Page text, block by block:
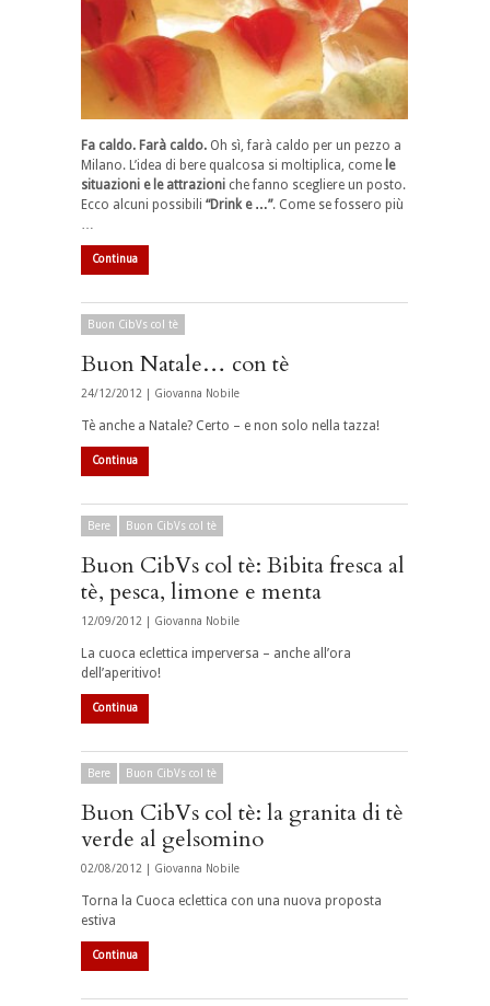
Fa caldo. Farà caldo. Oh sì, farà caldo per un pezzo a
Milano. L’idea di bere qualcosa si moltiplica, come le
situazioni e le attrazioni che fanno scegliere un posto.
Ecco alcuni possibili “Drink e …”. Come se fossero più
…
Continua
Buon CibVs col tè
Buon Natale… con tè
24/12/2012 | Giovanna Nobile
Tè anche a Natale? Certo – e non solo nella tazza!
Continua
Bere Buon CibVs col tè
Buon CibVs col tè: Bibita fresca al
tè, pesca, limone e menta
12/09/2012 | Giovanna Nobile
La cuoca eclettica imperversa – anche all’ora
dell’aperitivo!
Continua
Bere Buon CibVs col tè
Buon CibVs col tè: la granita di tè
verde al gelsomino
02/08/2012 | Giovanna Nobile
Torna la Cuoca eclettica con una nuova proposta
estiva
Continua